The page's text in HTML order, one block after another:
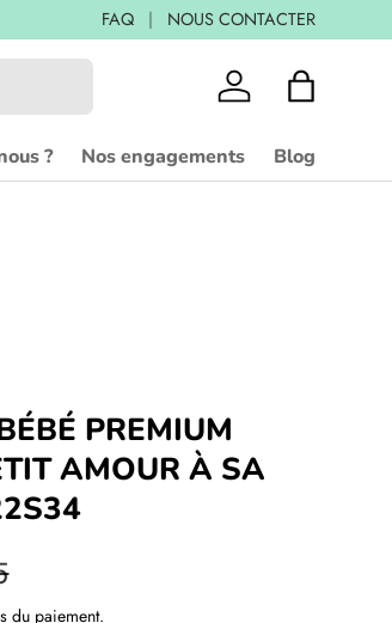
BIO ET IMPRIMÉ EN FRANCE
FAQ NOUS CONTACTER
Se connecter
Panier
? Nos engagements Blog
PREMIUM
AMOUR À SA
du paiement.